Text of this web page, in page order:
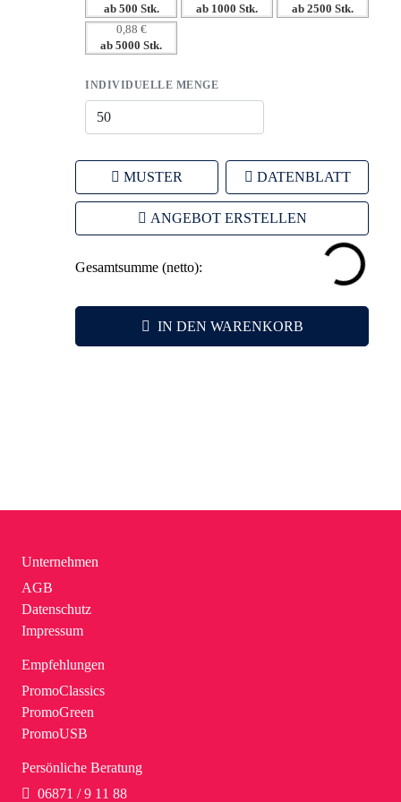
ab 500 Stk. ab 1000 Stk. ab 2500 Stk.
0,88 €
ab 5000 Stk.
INDIVIDUELLE MENGE
MUSTER DATENBLATT
ANGEBOT ERSTELLEN
Gesamtsumme (netto):
IN DEN WARENKORB
Unternehmen
AGB
Datenschutz
Impressum
Empfehlungen
PromoClassics
PromoGreen
PromoUSB
Persönliche Beratung
06871 / 9 11 88